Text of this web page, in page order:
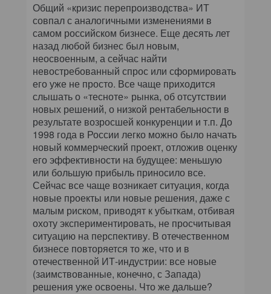
Общий «кризис перепроизводства» ИТ
совпал с аналогичными изменениями в
самом российском бизнесе. Еще десять лет
назад любой бизнес был новым,
неосвоенным, а сейчас найти
невостребованный спрос или сформировать
его уже не просто. Все чаще приходится
слышать о «тесноте» рынка, об отсутствии
новых решений, о низкой рентабельности в
результате возросшей конкуренции и т.п. До
1998 года в России легко можно было начать
новый коммерческий проект, отложив оценку
его эффективности на будущее: меньшую
или большую прибыль приносило все.
Сейчас все чаще возникает ситуация, когда
новые проекты или новые решения, даже с
малым риском, приводят к убыткам, отбивая
охоту экспериментировать, не просчитывая
ситуацию на перспективу. В отечественном
бизнесе повторяется то же, что и в
отечественной ИТ-индустрии: все новые
(заимствованные, конечно, с Запада)
решения уже освоены. Что же дальше?